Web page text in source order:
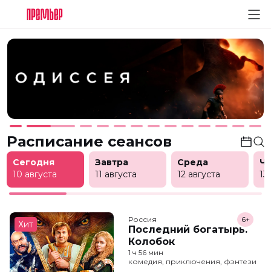
Расписание сеансов
Сегодня
10 августа
Завтра
11 августа
Среда
12 августа
13
Хит Россия
Последний богатырь.
Колобок
6+
1 ч 56 мин
комедия, приключения, фэнтези